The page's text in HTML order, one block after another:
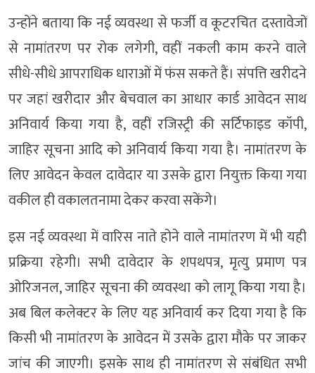
उन्होंने बताया कि नई व्यवस्था से फर्जी व कूटरचित दस्तावेजों
से नामांतरण पर रोक लगेगी, वहीं नकली काम करने वाले
सीधे-सीधे आपराधिक धाराओं में फंस सकते हैं। संपत्ति खरीदने
पर जहां खरीदार और बेचवाल का आधार कार्ड आवेदन साथ
अनिवार्य किया गया है, वहीं रजिस्ट्री की सर्टिफाइड कॉपी,
जाहिर सूचना आदि को अनिवार्य किया गया है। नामांतरण के
लिए आवेदन केवल दावेदार या उसके द्वारा नियुक्त किया गया
वकील ही वकालतनामा देकर करवा सकेंगे।
इस नई व्यवस्था में वारिस नाते होने वाले नामांतरण में भी यही
प्रक्रिया रहेगी। सभी दावेदार के शपथपत्र, मृत्यु प्रमाण पत्र
ओरिजनल, जाहिर सूचना की व्यवस्था को लागू किया गया है।
अब बिल कलेक्टर के लिए यह अनिवार्य कर दिया गया है कि
किसी भी नामांतरण के आवेदन में उसके द्वारा मौके पर जाकर
जांच की जाएगी। इसके साथ ही नामांतरण से संबंधित सभी